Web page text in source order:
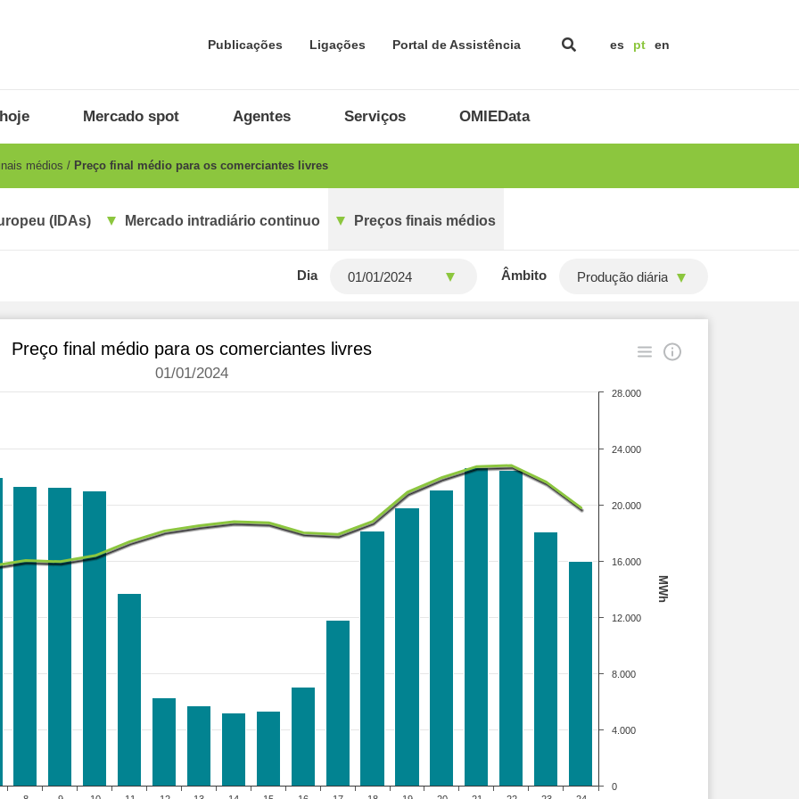
Publicações Ligações Portal de Assistência es pt en
Mercado spot Agentes Serviços OMIEData
médios Preço final médio para os comerciantes livres
(IDAs) Mercado intradiário continuo Preços finais médios
Dia Âmbito Produção diária
MWh
Preço final médio para os comerciantes livres
01/01/2024
0
4.000
8.000
12.000
16.000
20.000
24.000
28.000